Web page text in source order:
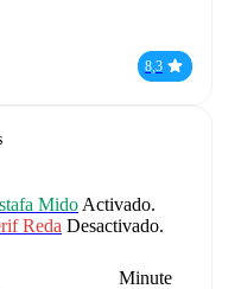
8,3
Mido Activado.
Reda Desactivado.
Minute